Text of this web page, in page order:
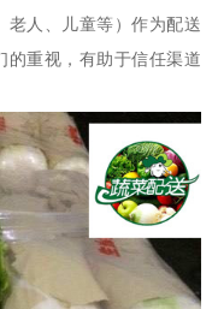
老人、儿童等）作为配送
的重视，有助于信任渠道